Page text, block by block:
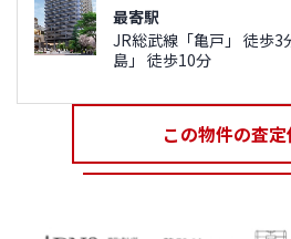
最寄駅
JR総武線「亀戸」 徒歩3
島」 徒歩10分
この物件の査